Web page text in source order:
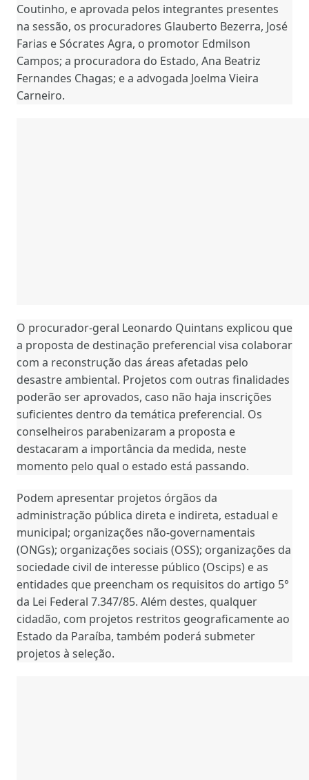
Coutinho, e aprovada pelos integrantes presentes
na sessão, os procuradores Glauberto Bezerra, José
Farias e Sócrates Agra, o promotor Edmilson
Campos; a procuradora do Estado, Ana Beatriz
Fernandes Chagas; e a advogada Joelma Vieira
Carneiro.
O procurador-geral Leonardo Quintans explicou que
a proposta de destinação preferencial visa colaborar
com a reconstrução das áreas afetadas pelo
desastre ambiental. Projetos com outras finalidades
poderão ser aprovados, caso não haja inscrições
suficientes dentro da temática preferencial. Os
conselheiros parabenizaram a proposta e
destacaram a importância da medida, neste
momento pelo qual o estado está passando.
Podem apresentar projetos órgãos da
administração pública direta e indireta, estadual e
municipal; organizações não-governamentais
(ONGs); organizações sociais (OSS); organizações da
sociedade civil de interesse público (Oscips) e as
entidades que preencham os requisitos do artigo 5°
da Lei Federal 7.347/85. Além destes, qualquer
cidadão, com projetos restritos geograficamente ao
Estado da Paraíba, também poderá submeter
projetos à seleção.